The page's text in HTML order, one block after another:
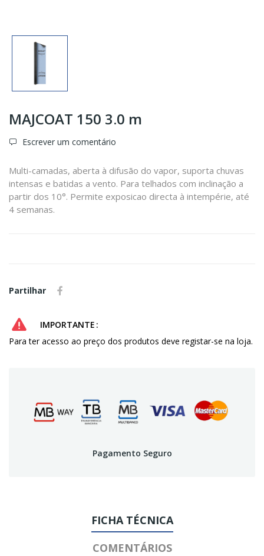
MAJCOAT 150 3.0 m
Escrever um comentário
Multi-camadas, aberta à difusão do vapor, suporta chuvas
intensas e batidas a vento. Para telhados com inclinação a
partir dos 10°. Permite exposicao directa à intempérie, até
4 semanas.
Partilhar
IMPORTANTE
Para ter acesso ao preço dos produtos deve registar-se na loja.
Pagamento Seguro
FICHA TÉCNICA
COMENTÁRIOS